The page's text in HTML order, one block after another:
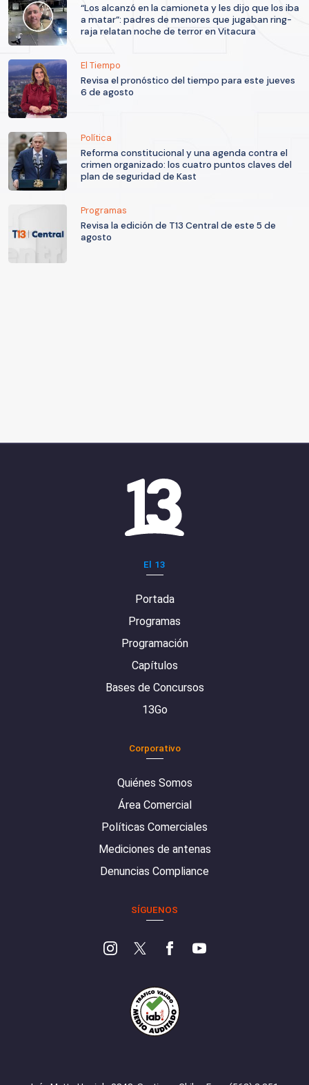
“Los alcanzó en la camioneta y les dijo que los iba
a matar”: padres de menores que jugaban ring-
raja relatan noche de terror en Vitacura
El Tiempo
Revisa el pronóstico del tiempo para este jueves
6 de agosto
Política
Reforma constitucional y una agenda contra el
crimen organizado: los cuatro puntos claves del
plan de seguridad de Kast
Programas
Revisa la edición de T13 Central de este 5 de
agosto
El 13
Portada
Programas
Programación
Capítulos
Bases de Concursos
13Go
Corporativo
Quiénes Somos
Área Comercial
Políticas Comerciales
Mediciones de antenas
Denuncias Compliance
SÍGUENOS